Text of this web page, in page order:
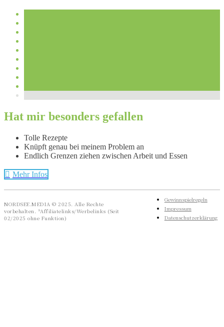
Hat mir besonders gefallen
Tolle Rezepte
Knüpft genau bei meinem Problem an
Endlich Grenzen ziehen zwischen Arbeit und Essen
Mehr Infos
NORDSEE.MEDIA © 2025. Alle Rechte
vorbehalten. *Affiliatelinks/Werbelinks (Seit
02/2025 ohne Funktion)
Gewinnspielregeln
Impressum
Datenschutzerklärung